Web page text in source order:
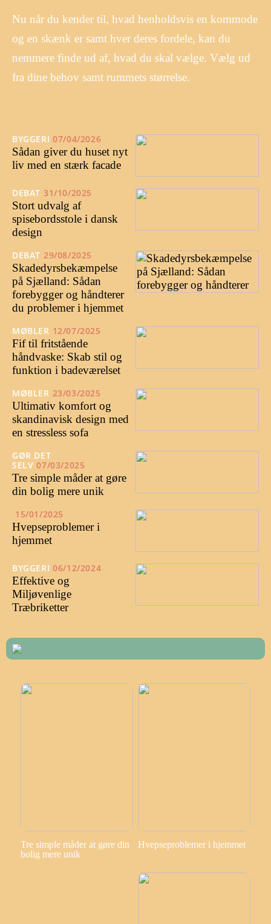
Nu når du kender til, hvad henholdsvis en kommode
og en skænk er samt hver deres fordele, kan du
nemmere finde ud af, hvad du skal vælge. Vælg ud
fra dine behov samt rummets størrelse.
BYGGERI 07/04/2026
Sådan giver du huset nyt
liv med en stærk facade
DEBAT 31/10/2025
Stort udvalg af
spisebordsstole i dansk
design
DEBAT 29/08/2025
Skadedyrsbekæmpelse
på Sjælland: Sådan
forebygger og håndterer
du problemer i hjemmet
MØBLER 12/07/2025
Fif til fritstående
håndvaske: Skab stil og
funktion i badeværelset
MØBLER 23/03/2025
Ultimativ komfort og
skandinavisk design med
en stressless sofa
GØR DET
SELV 07/03/2025
Tre simple måder at gøre
din bolig mere unik
15/01/2025
Hvepseproblemer i
hjemmet
BYGGERI 06/12/2024
Effektive og
Miljøvenlige
Træbriketter
Tre simple måder at gøre din
bolig mere unik
Hvepseproblemer i hjemmet